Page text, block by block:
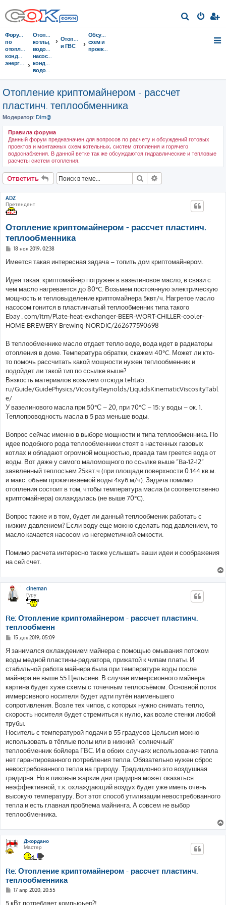
о
Форумы
по
отоплению,
кондиционированию,
энергосбережению
Отопительные
котлы,
водонагреватели,
насосы,
кондиционеры,
водоочистка...
Отопление
и ГВС
Обсуждение
схем и
проектов
Отопление криптомайнером - рассчет
пластинч. теплообменника
Модератор: Dim@
Правила форума
Данный форум предназначен для вопросов по расчету и обсуждений готовых
проектов и монтажных схем котельных, систем отопления и горячего
водоснабжения. В данной ветке так же обсуждаются гидравлические и тепловые
расчеты систем отопления.
Ответить Поиск
ADZ
Претендент
Отопление криптомайнером - рассчет пластинч.
теплообменника
С
о
б
е
н
и
е
18 ноя 2019, 02:38
Имеется такая интересная задача – топить дом криптомайнером.
Идея такая: криптомайнер погружен в вазелиновое масло, в связи с
чем масло нагревается до 80°C. Возьмем постоянную электрическую
мощность и тепловыделение криптомайнера 5квт/ч. Нагретое масло
насосом гонится в пластинчатый теплообменник типа такого
Ebay . com/itm/Plate-heat-exchanger-BEER-WORT-CHILLER-cooler-
HOME-BREWERY-Brewing-NORDIC/262677590698
В теплообменнике масло отдает тепло воде, вода идет в радиаторы
отопления в доме. Температура обратки, скажем 40°C. Может ли кто-
то помочь рассчитать какой мощности нужен теплообменник и
подойдет ли такой тип по ссылке выше?
Вязкость материалов возьмем отсюда tehtab .
ru/Guide/GuidePhysics/VicosityReynolds/LiquidsKinematicViscosityTabl
e/
У вазелинового масла при 50°С – 20, при 70°С – 15; у воды – ок. 1.
Теплопроводность масла в 5 раз меньше воды.
Вопрос сейчас именно в выборе мощности и типа теплообменника. По
идее подобного рода теплообменники стоят в настенных газовых
котлах и обладают огромной мощностью, правда там греется вода от
воды. Вот даже у самого маломощного по ссылке выше “Ba-12-12”
заявленный теплосъем 25квт.ч (при площади поверхности 0.144 кв.м.
и макс. объем прокачиваемой воды 4куб.м/ч). Задача помимо
отопления состоит в том, чтобы температура масла (и соответственно
криптомайнера) охлаждалась (не выше 70°C).
Вопрос также и в том, будет ли данный теплообменик работать с
низким давлением? Если воду еще можно сделать под давлением, то
масло качается насосом из негерметичной емкости.
Помимо расчета интересно также услышать ваши идеи и соображения
на сей счет.
cineman
Гуру
Re: Отопление криптомайнером - рассчет пластинч.
теплообменн
С
о
б
щ
е
н
и
е
15 дек 2019, 05:09
Я занимался охлаждением майнера с помощью омывания потоком
воды медной пластины-радиатора, прижатой к чипам платы. И
стабильной работа майнера была при температуре воды после
майнера не выше 55 Цельсиев. В случае иммерсионного майнера
картина будет хуже схемы с точечным теплосъёмом. Основной поток
иммерсивного носителя будет идти путён наименьшего
сопротивления. Возле тех чипов, с которых нужно снимать тепло,
скорость носителя будет стремиться к нулю, как возле стенки любой
трубы.
Носитель с температурой подачи в 55 градусов Цельсия можно
использовать в тёплые полы или в нижний "солнечный"
теплообменник бойлера ГВС. И в обоих случаях использования тепла
нет гарантированного потребления тепла. Обязательно нужен сброс
невостребованного тепла на природу. Традиционно это воздушная
градирня. Но в пиковые жаркие дни градирня может оказаться
неэффективной, т.к. охлаждающий воздух будет уже иметь очень
высокую температуру. Вот этот способ утилизации невостребованного
тепла и есть главная проблема майнинга. А совсем не выбор
теплообменника.
Джордано
Мастер
Re: Отопление криптомайнером - рассчет пластинч.
теплообменника
С
о
17 апр 2020, 20:55
5 кВт потребляет компьюьер?!